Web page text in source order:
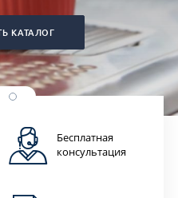
КАТАЛОГ
Бесплатная
консультация